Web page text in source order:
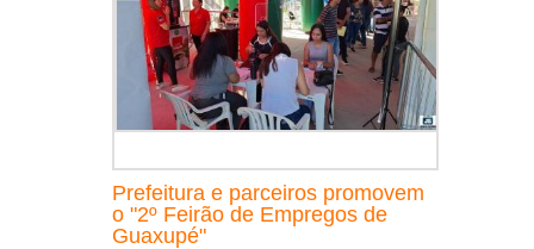
Prefeitura e parceiros promovem
o "2º Feirão de Empregos de
Guaxupé"